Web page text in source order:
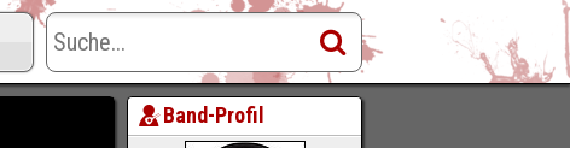
Band-Profil